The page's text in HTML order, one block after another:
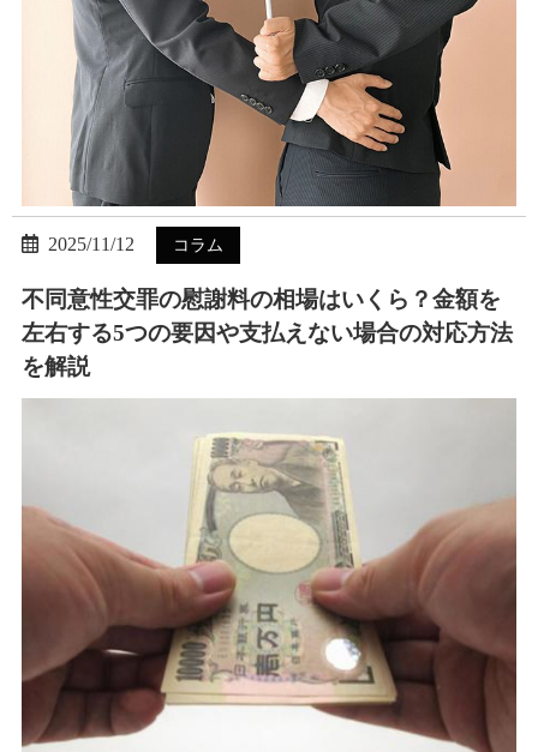
2025/11/12 コラム
不同意性交罪の慰謝料の相場はいくら？金額を
左右する5つの要因や支払えない場合の対応方法
を解説